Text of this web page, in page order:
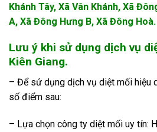
Khánh Tây, Xã Vân Khánh, Xã
A, Xã Đông Hưng B, Xã Đông Hoà.
Lưu ý khi sử dụng dịch vụ
Kiên Giang.
– Để sử dụng dịch vụ diệt mối hiệu
số điểm sau:
– Lựa chọn công ty diệt mối uy tín: